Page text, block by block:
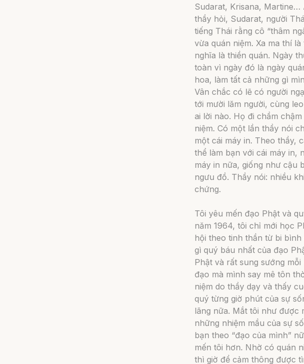
Sudarat, Krisana, Martine…
thầy hỏi, Sudarat, người
tiếng Thái rằng cô “thâm
vừa quán niệm. Xa ma thí là
nghĩa là thiền quán. Ngày
toàn vì ngày đó là ngày
hoa, làm tất cả những gì
Vân chắc có lẽ có người
tới mười lăm người, cùng
ai lời nào. Họ đi chầm
niệm. Có một lần thầy nói
một cái máy in. Theo thầy,
thể làm bạn với cái máy in,
máy in nữa, giống như cậu
ngưu đồ. Thầy nói: nhiều
chứng.
Tôi yêu mến đạo Phật và
năm 1964, tôi chỉ mới học
hội theo tinh thần từ bi
gì quý báu nhất của đạo
Phật và rất sung sướng
đạo mà mình say mê tôn
niệm do thầy dạy và thấy
quý từng giờ phút của sự
lãng nữa. Mắt tôi như được
những nhiệm mầu của sự
bạn theo “đạo của mình”
mến tôi hơn. Nhờ có quán
thì giờ để cảm thông được